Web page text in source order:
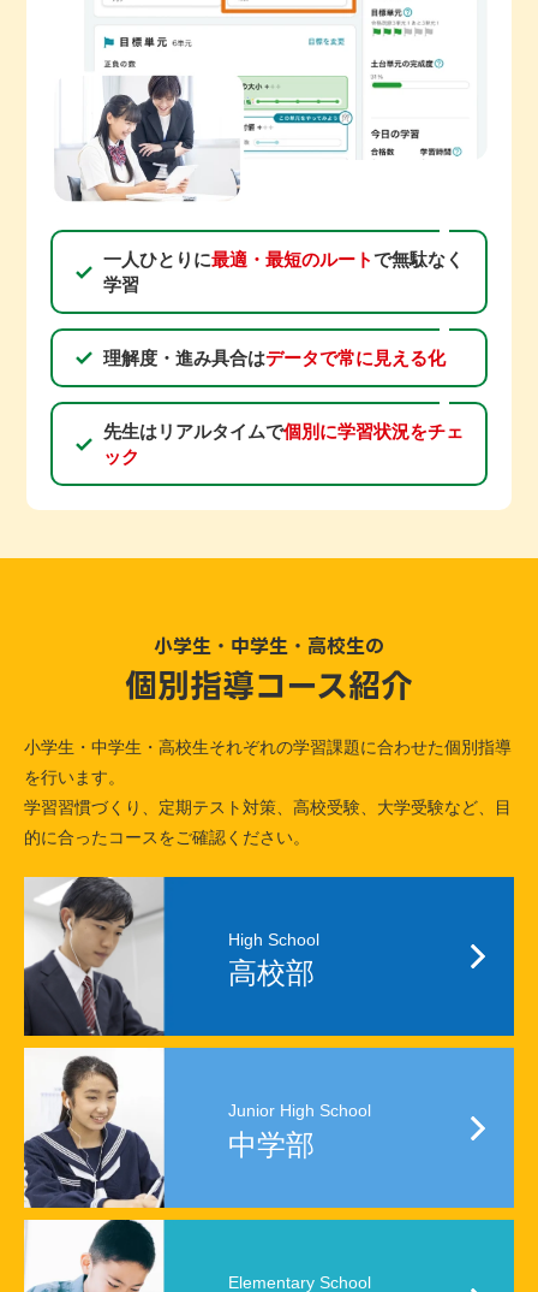
一人ひとりに最適・最短のルートで無駄なく
学習
理解度・進み具合はデータで常に見える化
先生はリアルタイムで個別に学習状況をチェ
ック
小学生・中学生・高校生の
個別指導コース紹介
小学生・中学生・高校生それぞれの学習課題に合わせた個別指導
を行います。
学習習慣づくり、定期テスト対策、高校受験、大学受験など、目
的に合ったコースをご確認ください。
High School
高校部
Junior High School
中学部
Elementary School